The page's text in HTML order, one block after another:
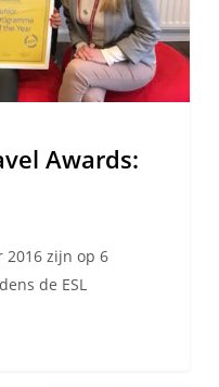
Awards:
2016 zijn op 6
de ESL